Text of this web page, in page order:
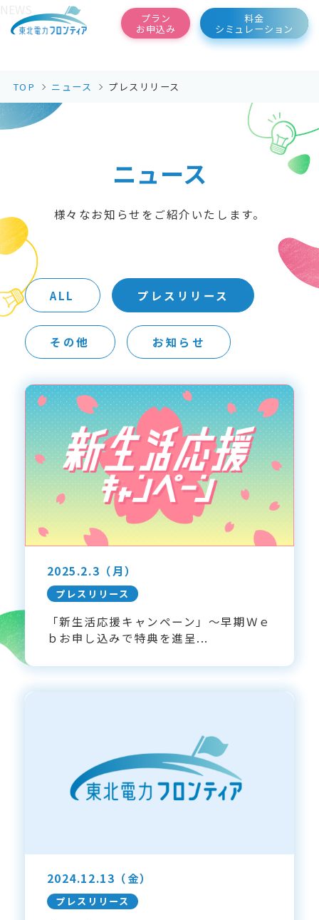
東北電力フロンティア
プラン
お申込み
料金
シミュレーション
TOP ニュース プレスリリース
ニュース
様々なお知らせをご紹介いたします。
ALL プレスリリース
その他 お知らせ
2025.2.3 （月）
プレスリリース
「新生活応援キャンペーン」～早期Ｗｅ
ｂお申し込みで特典を進呈...
2024.12.13 （金）
プレスリリース